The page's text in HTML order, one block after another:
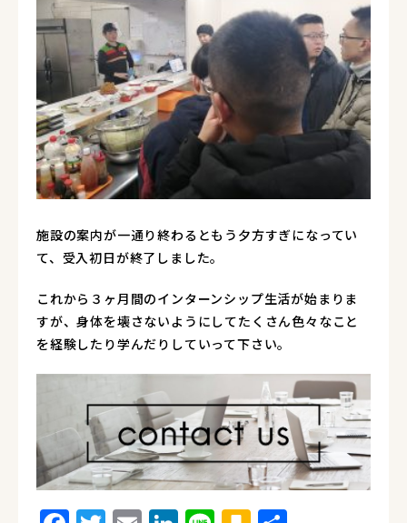
施設の案内が一通り終わるともう夕方すぎになってい
て、受入初日が終了しました。
これから３ヶ月間のインターンシップ生活が始まりま
すが、身体を壊さないようにしてたくさん色々なこと
を経験したり学んだりしていって下さい。